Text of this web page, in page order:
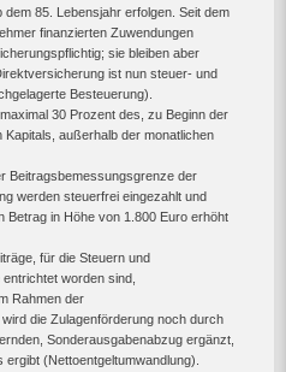
85. Lebensjahr erfolgen. Seit dem
finanzierten Zuwendungen
sie bleiben aber
ist nun steuer- und
Besteuerung).
30 Prozent des, zu Beginn der
außerhalb der monatlichen
Beitragsbemessungsgrenze der
werden steuerfrei eingezahlt und
Betrag in Höhe von 1.800 Euro erhöht
für die Steuern und
worden sind,
Rahmen der
die Zulagenförderung noch durch
Sonderausgabenabzug ergänzt,
(Nettoentgeltumwandlung).